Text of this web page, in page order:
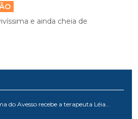
vivíssima e ainda cheia de
do Avesso recebe a terapeuta Léia...